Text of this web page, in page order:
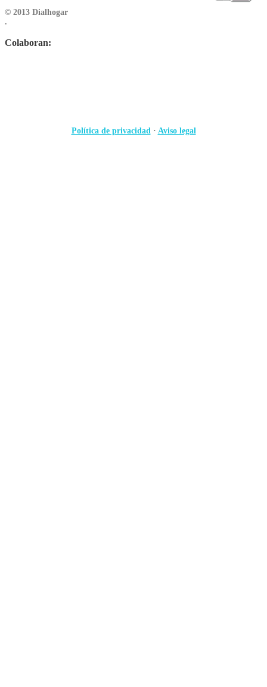
© 2013 Dialhogar
.
Colaboran:
Política de privacidad· Aviso legal